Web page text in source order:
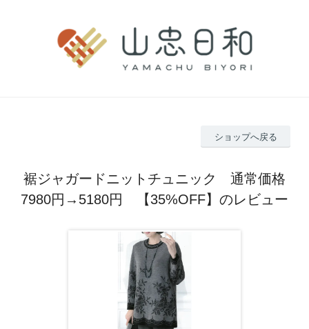
ショップへ戻る
裾ジャガードニットチュニック 通常価格
7980円→5180円 【35%OFF】のレビュー